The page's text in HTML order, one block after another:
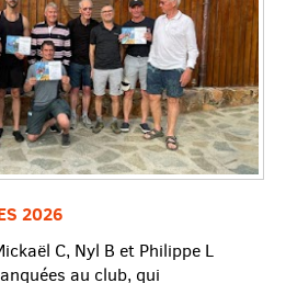
2026
C, Nyl B et Philippe L
au club, qui